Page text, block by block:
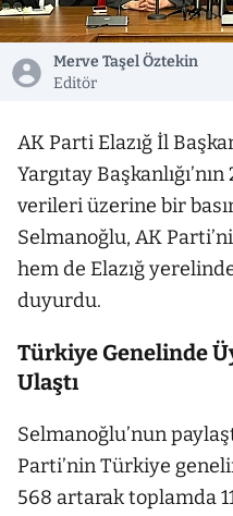
Merve Taşel Öztekin
Editör
AK Parti Elazığ İl
Yargıtay
verileri üzerine bir
Selmanoğlu, AK
hem de Elazığ yerelinde
duyurdu.
Türkiye Genelinde
Ulaştı
Selmanoğlu’nun
Parti’nin Türkiye
568 artarak toplamda